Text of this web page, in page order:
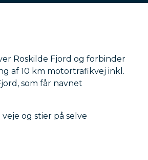
Roskilde Fjord og forbinder
af 10 km motortrafikvej inkl.
som får navnet
og stier på selve